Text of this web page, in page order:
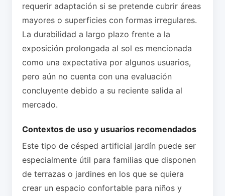
requerir adaptación si se pretende cubrir áreas
mayores o superficies con formas irregulares.
La durabilidad a largo plazo frente a la
exposición prolongada al sol es mencionada
como una expectativa por algunos usuarios,
pero aún no cuenta con una evaluación
concluyente debido a su reciente salida al
mercado.
Contextos de uso y usuarios recomendados
Este tipo de césped artificial jardín puede ser
especialmente útil para familias que disponen
de terrazas o jardines en los que se quiera
crear un espacio confortable para niños y